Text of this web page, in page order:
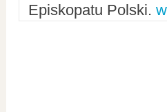
Episkopatu Polski.